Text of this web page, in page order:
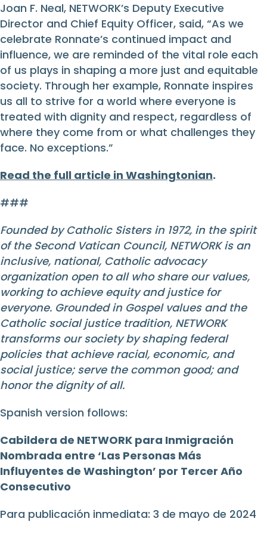
Joan F. Neal, NETWORK’s Deputy Executive
Director and Chief Equity Officer, said, “As we
celebrate Ronnate’s continued impact and
influence, we are reminded of the vital role each
of us plays in shaping a more just and equitable
society. Through her example, Ronnate inspires
us all to strive for a world where everyone is
treated with dignity and respect, regardless of
where they come from or what challenges they
face. No exceptions.”
Read the full article in Washingtonian.
###
Founded by Catholic Sisters in 1972, in the spirit
of the Second Vatican Council, NETWORK is an
inclusive, national, Catholic advocacy
organization open to all who share our values,
working to achieve equity and justice for
everyone. Grounded in Gospel values and the
Catholic social justice tradition, NETWORK
transforms our society by shaping federal
policies that achieve racial, economic, and
social justice; serve the common good; and
honor the dignity of all.
Spanish version follows:
Cabildera de NETWORK para Inmigración
Nombrada entre ‘Las Personas Más
Influyentes de Washington’ por Tercer Año
Consecutivo
Para publicación inmediata: 3 de mayo de 2024